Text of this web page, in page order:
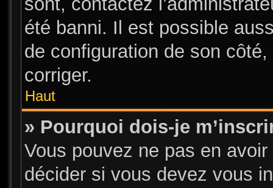
été banni. Il est possible
de configuration de son
corriger.
Haut
» Pourquoi dois-je
Vous pouvez ne pas en
décider si vous devez vous